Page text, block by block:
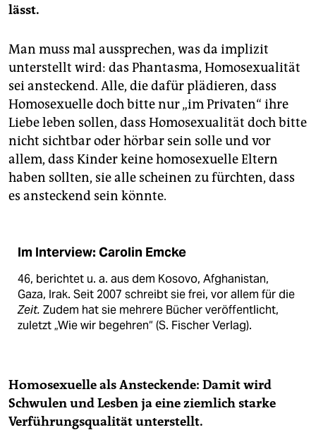
lässt.
Man muss mal aussprechen, was da implizit
unterstellt wird: das Phantasma, Homosexualität
sei ansteckend. Alle, die dafür plädieren, dass
Homosexuelle doch bitte nur „im Privaten“ ihre
Liebe leben sollen, dass Homosexualität doch bitte
nicht sichtbar oder hörbar sein solle und vor
allem, dass Kinder keine homosexuelle Eltern
haben sollten, sie alle scheinen zu fürchten, dass
es ansteckend sein könnte.
Im Interview: Carolin Emcke
46, berichtet u. a. aus dem Kosovo, Afghanistan,
Gaza, Irak. Seit 2007 schreibt sie frei, vor allem für die
Zeit. Zudem hat sie mehrere Bücher veröffentlicht,
zuletzt „Wie wir begehren“ (S. Fischer Verlag).
Homosexuelle als Ansteckende: Damit wird
Schwulen und Lesben ja eine ziemlich starke
Verführungsqualität unterstellt.